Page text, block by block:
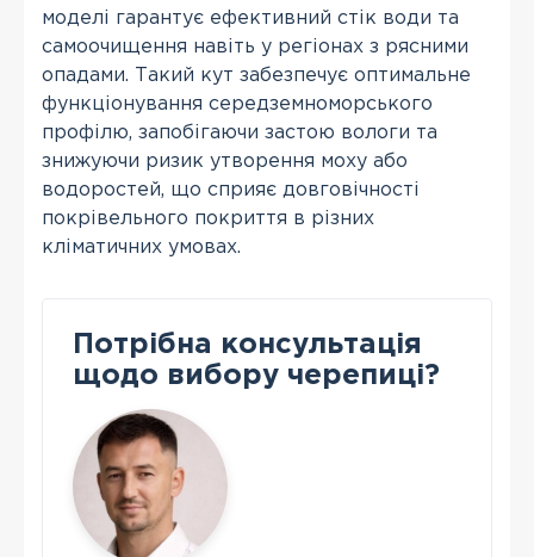
моделі гарантує ефективний стік води та
самоочищення навіть у регіонах з рясними
опадами. Такий кут забезпечує оптимальне
функціонування середземноморського
профілю, запобігаючи застою вологи та
знижуючи ризик утворення моху або
водоростей, що сприяє довговічності
покрівельного покриття в різних
кліматичних умовах.
Потрібна консультація
щодо вибору черепиці?